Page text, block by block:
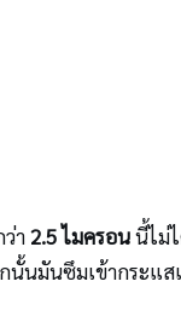
า2.5 ไมครอนนี้ไม่
นมันซึมเข้ากระแส